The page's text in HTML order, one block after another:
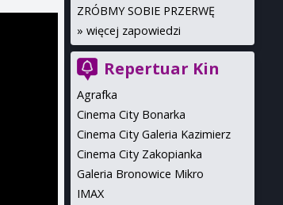
ZRÓBMY SOBIE PRZERWĘ
» więcej zapowiedzi
Repertuar Kin
Agrafka
Cinema City Bonarka
Cinema City Galeria Kazimierz
Cinema City Zakopianka
Galeria Bronowice Mikro
IMAX